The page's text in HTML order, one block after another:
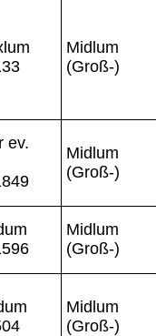
Midlum
(Groß-)
ev.
Midlum
(Groß-)
Midlum
(Groß-)
Midlum
(Groß-)